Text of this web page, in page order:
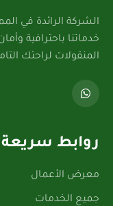
الشركة الرائدة في
خدماتنا باحترافية
المنقولات لراحتك
روابط سريعة
معرض الأعمال
جميع الخدمات